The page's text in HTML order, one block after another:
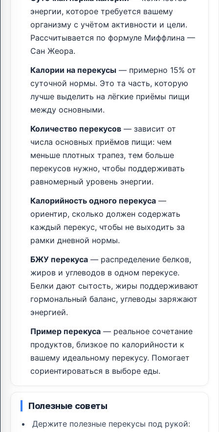
энергии, которое требуется вашему
организму с учётом активности и цели.
Рассчитывается по формуле Миффлина —
Сан Жеора.
Калории на перекусы — примерно 15% от
суточной нормы. Это та часть, которую
лучше выделить на лёгкие приёмы пищи
между основными.
Количество перекусов — зависит от
числа основных приёмов пищи: чем
меньше плотных трапез, тем больше
перекусов нужно, чтобы поддерживать
равномерный уровень энергии.
Калорийность одного перекуса —
ориентир, сколько должен содержать
каждый перекус, чтобы не выходить за
рамки дневной нормы.
БЖУ перекуса — распределение белков,
жиров и углеводов в одном перекусе.
Белки дают сытость, жиры поддерживают
гормональный баланс, углеводы заряжают
энергией.
Пример перекуса — реальное сочетание
продуктов, близкое по калорийности к
вашему идеальному перекусу. Помогает
сориентироваться в выборе еды.
Полезные советы
Держите полезные перекусы под рукой: